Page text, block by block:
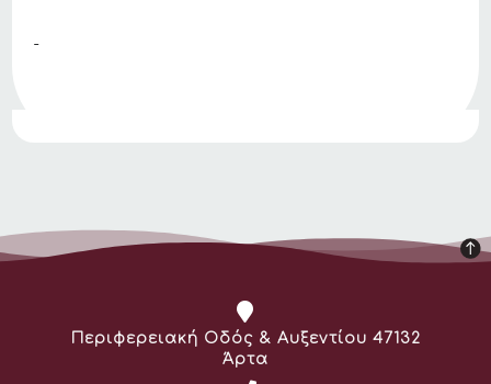
Διεύθυνση:
Περιφερειακή Οδός & Αυξεντίου 47132
Άρτα